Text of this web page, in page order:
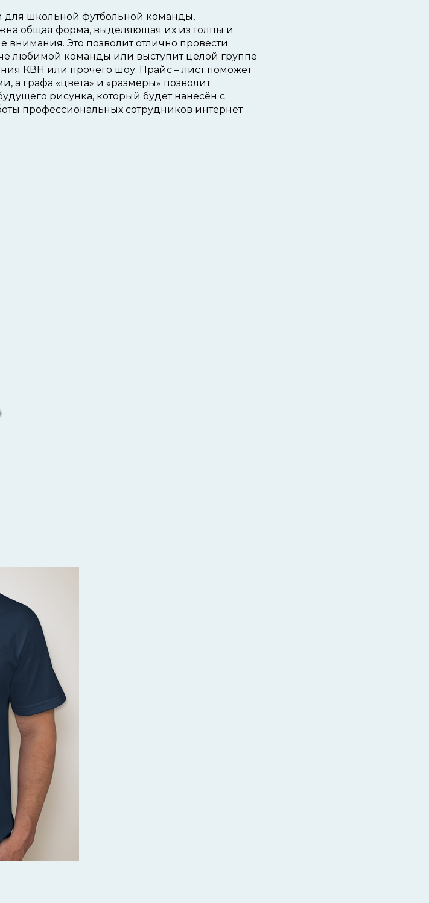
для школьной футбольной команды,
общая форма, выделяющая их из толпы и
Это позволит отлично провести
любимой команды или выступит целой группе
КВН или прочего шоу. Прайс – лист поможет
а графа «цвета» и «размеры» позволит
рисунка, который будет нанесён с
профессиональных сотрудников интернет